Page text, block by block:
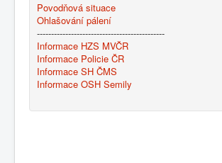
Povodňová situace
Ohlašování pálení
---------------------------------------------
Informace HZS MVČR
Informace Policie ČR
Informace SH ČMS
Informace OSH Semily